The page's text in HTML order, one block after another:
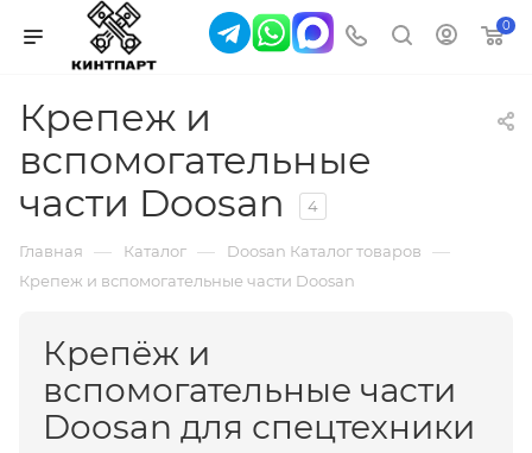
0
Крепеж и
вспомогательные
части Doosan
4
Главная — Каталог — Doosan Каталог товаров —
Крепеж и вспомогательные части Doosan
Крепёж и
вспомогательные части
Doosan для спецтехники